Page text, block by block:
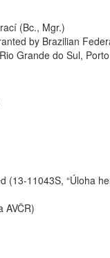
(Bc., Mgr.)
by Brazilian
Grande do Sul,
(13-11043S, “Úloha
AVČR)